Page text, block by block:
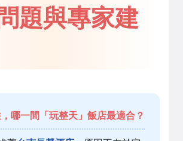
題與專家建
哪一間「玩整天」飯店最適合？